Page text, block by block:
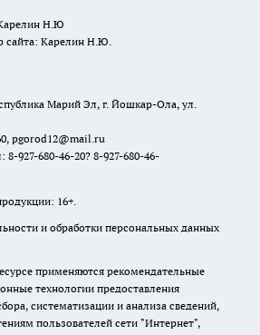
Н.Ю
сайта: Карелин Н.Ю.
Марий Эл, г. Йошкар-Ола, ул.
pgorod12@mail.ru
927-680-46-20? 8-927-680-46-
16+.
и обработки персональных данных
применяются рекомендательные
технологии предоставления
систематизации и анализа сведений,
пользователей сети "Интернет",